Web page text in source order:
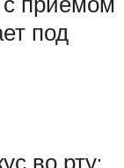
под
во рту;